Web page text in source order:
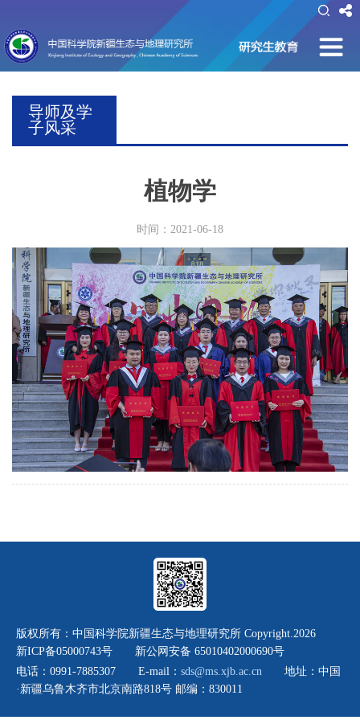
导师及学
子风采
植物学
时间：2021-06-18
版权所有：中国科学院新疆生态与地理研究所 Copyright. 2026
新ICP备05000743号 新公网安备 65010402000690号
电话：0991-7885307 E-mail： sds@ms.xjb.ac.cn 地址：中国
·新疆乌鲁木齐市北京南路818号 邮编：830011